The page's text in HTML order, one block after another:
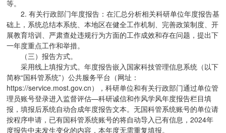
等。
2. 有关行政部门年度报告：在汇总分析相关科研单位年度报告基
础上，系统总结本系统、本地区在健全工作机制、完善政策制度、开
展教育培训、严肃查处违规行为方面的工作成效和存在问题，提出下
一年度重点工作和举措。
（三）报告方式。
采用线上填报方式。年度报告嵌入国家科技管理信息系统（以下
简称“国科管系统”）公共服务平台（网址：
https://service.most.gov.cn），科研单位和有关行政部门通过单位管
理员账号登录进入监督评估—科研诚信和作风学风年度报告栏目填
报，填报后系统自动合成年度报告文本。无国科管系统账号的单位请
按程序申请，已有国科管系统账号的将自动导入已有信息，2024年
度报告中未发生变化的内容，本年度无需重复填报。